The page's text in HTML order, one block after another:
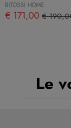
BITOSSI HOME
€ 171,00 €
Le